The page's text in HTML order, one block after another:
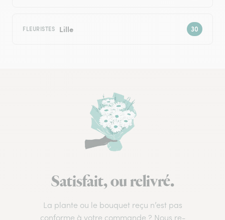
FLEURISTES Lille
Satisfait, ou relivré.
La plante ou le bouquet reçu n’est pas
conforme à votre commande ? Nous re-